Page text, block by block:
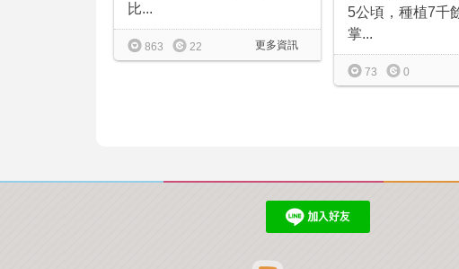
比...
更多資訊
863 22
5公頃，種植7千
掌...
73 0